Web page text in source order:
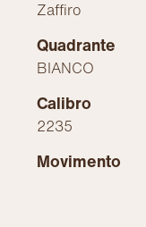
Zaffiro
Quadrante
BIANCO
Calibro
2235
Movimento